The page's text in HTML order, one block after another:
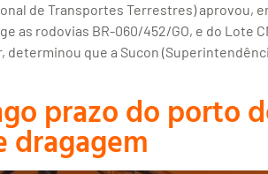
de Transportes Terrestres)
as rodovias BR-060/452/GO, e do Lote
que a Sucon
prazo do porto
dragagem